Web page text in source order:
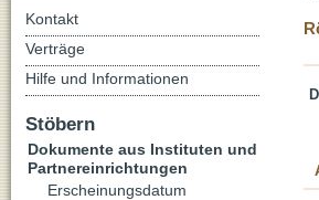
Kontakt
Verträge
Hilfe und Informationen
Stöbern
Dokumente aus Instituten und
Partnereinrichtungen
Erscheinungsdatum